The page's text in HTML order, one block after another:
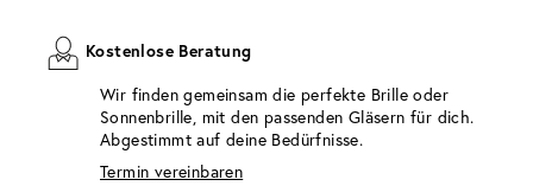
Kostenlose Beratung
Wir finden gemeinsam die perfekte Brille oder
Sonnenbrille, mit den passenden Gläsern für dich.
Abgestimmt auf deine Bedürfnisse.
Termin vereinbaren